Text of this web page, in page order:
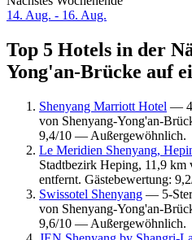
14. Aug. - 16. Aug.
Top 5 Hotels in der
Yong'an-Brücke auf
Shenyang Marriott Hotel —
von Shenyang-Yong'an-
9,4/10 — Außergewöhnlich.
Le Meridien Shenyang,
Stadtbezirk Heping, 11,9
entfernt. Gästebewertung:
Swissotel Shenyang — 5-
von Shenyang-Yong'an-
9,6/10 — Außergewöhnlich.